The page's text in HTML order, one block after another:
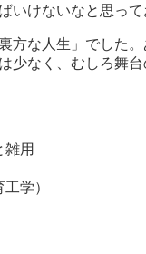
けないなと思って
な人生」でした
なく、むしろ舞
雑用
学）